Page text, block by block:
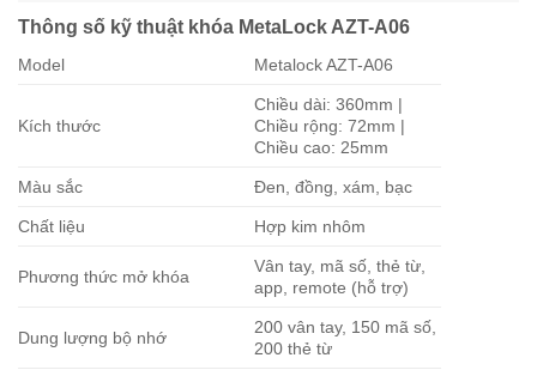
Thông số kỹ thuật khóa MetaLock AZT-A06
Model Metalock AZT-A06
Kích thước
Chiều dài: 360mm |
Chiều rộng: 72mm |
Chiều cao: 25mm
Màu sắc Đen, đồng, xám, bạc
Chất liệu Hợp kim nhôm
Phương thức mở khóa
Vân tay, mã số, thẻ từ,
app, remote (hỗ trợ)
Dung lượng bộ nhớ
200 vân tay, 150 mã số,
200 thẻ từ